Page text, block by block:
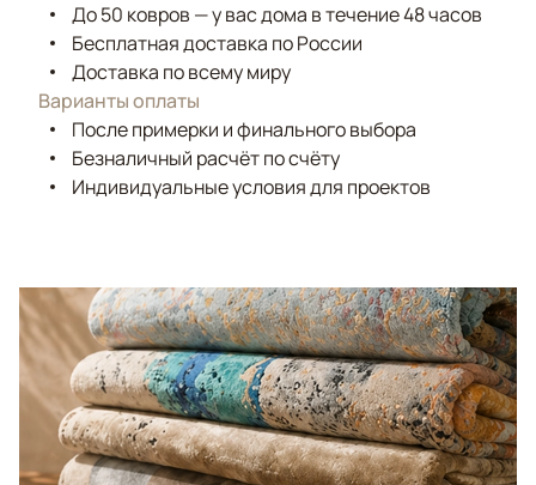
До 50 ковров — у вас дома в течение 48 часов
Бесплатная доставка по России
Доставка по всему миру
Варианты оплаты
После примерки и финального выбора
Безналичный расчёт по счёту
Индивидуальные условия для проектов